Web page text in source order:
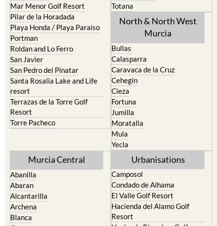
Mar Menor Golf Resort
Pilar de la Horadada
Playa Honda / Playa Paraiso
Portman
Roldan and Lo Ferro
San Javier
San Pedro del Pinatar
Santa Rosalia Lake and Life
resort
Terrazas de la Torre Golf
Resort
Torre Pacheco
Totana
North & North West
Murcia
Bullas
Calasparra
Caravaca de la Cruz
Cehegin
Cieza
Fortuna
Jumilla
Moratalla
Mula
Yecla
Murcia Central
Abanilla
Abaran
Alcantarilla
Archena
Blanca
Urbanisations
Camposol
Condado de Alhama
El Valle Golf Resort
Hacienda del Alamo Golf
Resort